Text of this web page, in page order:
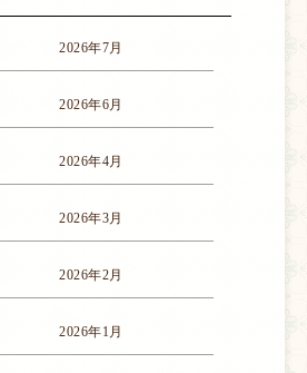
2026年7月
2026年6月
2026年4月
2026年3月
2026年2月
2026年1月